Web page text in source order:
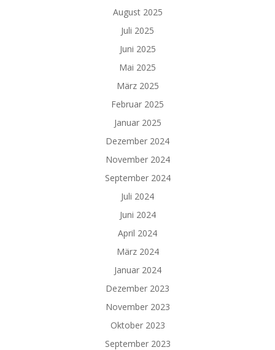
August 2025
Juli 2025
Juni 2025
Mai 2025
März 2025
Februar 2025
Januar 2025
Dezember 2024
November 2024
September 2024
Juli 2024
Juni 2024
April 2024
März 2024
Januar 2024
Dezember 2023
November 2023
Oktober 2023
September 2023